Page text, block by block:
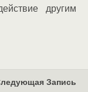
другим
Запись